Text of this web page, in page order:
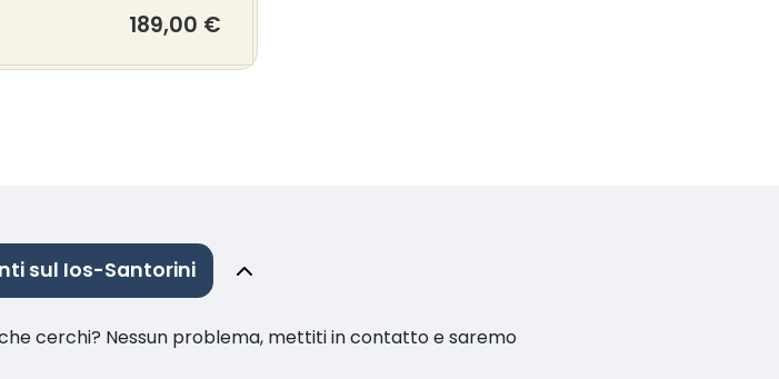
189,00 €
sul Ios-Santorini
cerchi? Nessun problema, mettiti in contatto e saremo